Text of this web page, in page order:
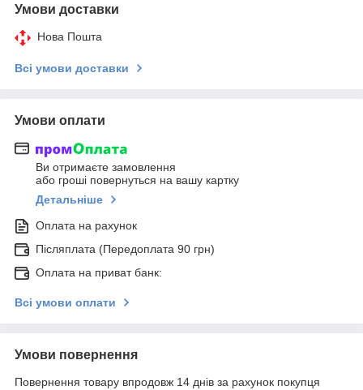
Умови доставки
Нова Пошта
Всі умови доставки
Умови оплати
Ви отримаєте замовлення
або гроші повернуться на вашу картку
Детальніше
Оплата на рахунок
Післяплата (Передоплата 90 грн)
Оплата на приват банк:
Всі умови оплати
Умови повернення
Повернення товару впродовж 14 днів за рахунок покупця